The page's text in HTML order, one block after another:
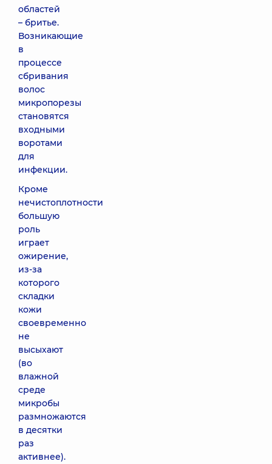
областей
– бритье.
Возникающие
в
процессе
сбривания
волос
микропорезы
становятся
входными
воротами
для
инфекции.
Кроме
нечистоплотности
большую
роль
играет
ожирение,
из-за
которого
складки
кожи
своевременно
не
высыхают
(во
влажной
среде
микробы
размножаются
в десятки
раз
активнее).